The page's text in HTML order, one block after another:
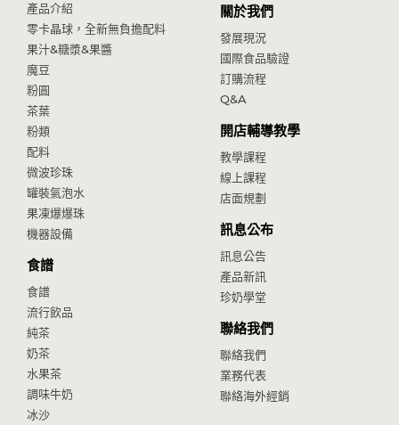
產品介紹
零卡晶球，全新無負擔配料
果汁&糖漿&果醬
魔豆
粉圓
茶葉
粉類
配料
微波珍珠
罐裝氣泡水
果凍爆爆珠
機器設備
食譜
食譜
流行飲品
純茶
奶茶
水果茶
調味牛奶
冰沙
關於我們
發展現況
國際食品驗證
訂購流程
Q&A
開店輔導教學
教學課程
線上課程
店面規劃
訊息公布
訊息公告
產品新訊
珍奶學堂
聯絡我們
聯絡我們
業務代表
聯絡海外經銷